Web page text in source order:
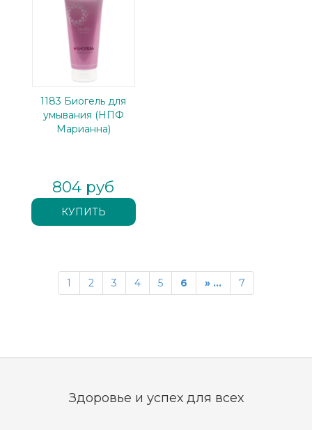
1183 Биогель для
умывания (НПФ
Марианна)
804 руб
1 2 3 4 5 6 » ... 7
Здоровье и успех для всех